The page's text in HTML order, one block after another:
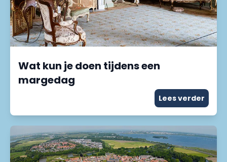
Wat kun je doen tijdens een
margedag
Lees verder